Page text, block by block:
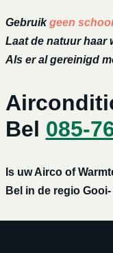
Gebruikgeen
Laat de natuur haar
Als er al gereinigd
Bel 085-
Is uw Airco of
Bel in de regio